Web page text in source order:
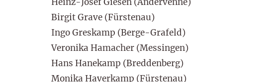
Birgit Grave (Fürstenau)
Ingo Greskamp (Berge-Grafeld)
Veronika Hamacher (Messingen)
Hans Hanekamp (Breddenberg)
Monika Haverkamp (Fürstenau)